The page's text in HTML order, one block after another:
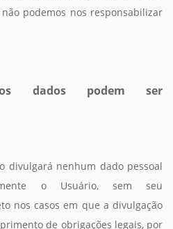
podemos nos responsabilizar
dados podem ser
divulgará nenhum dado pessoal
o Usuário, sem seu
nos casos em que a divulgação
de obrigações legais, por